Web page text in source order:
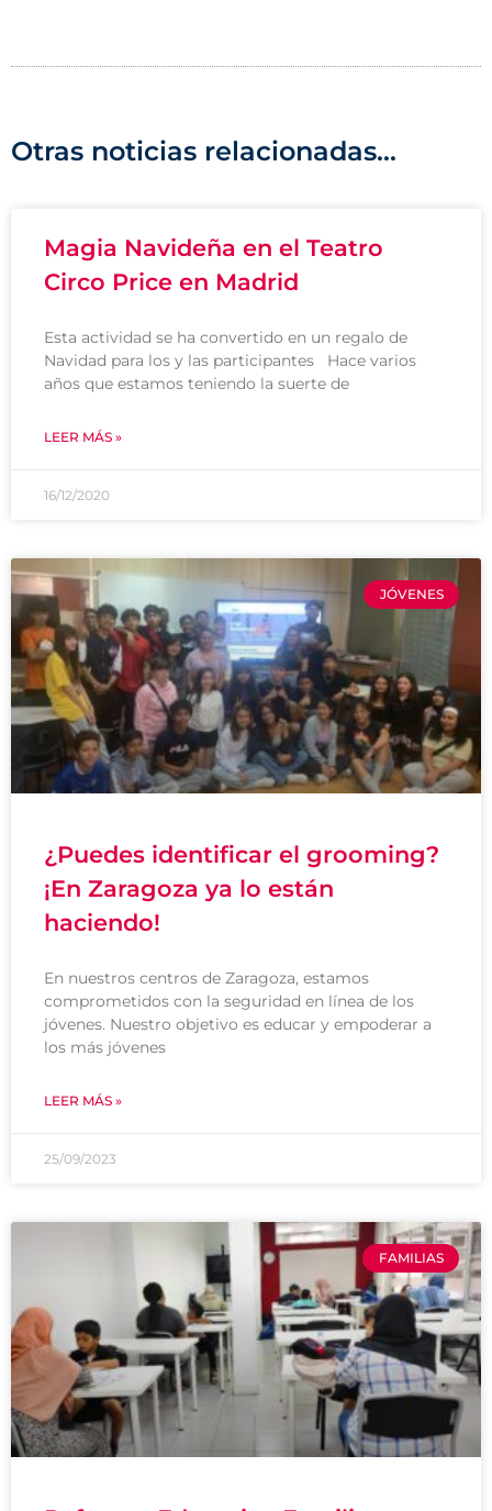
Otras noticias relacionadas...
Magia Navideña en el Teatro
Circo Price en Madrid
Esta actividad se ha convertido en un regalo de
Navidad para los y las participantes Hace varios
años que estamos teniendo la suerte de
LEER MÁS »
16/12/2020
JÓVENES
¿Puedes identificar el grooming?
¡En Zaragoza ya lo están
haciendo!
En nuestros centros de Zaragoza, estamos
comprometidos con la seguridad en línea de los
jóvenes. Nuestro objetivo es educar y empoderar a
los más jóvenes
LEER MÁS »
25/09/2023
FAMILIAS